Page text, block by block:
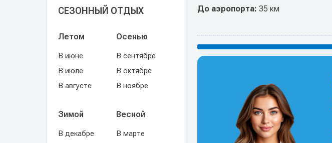
СЕЗОННЫЙ ОТДЫХ
Летом
В июне
В июле
В августе
Осенью
В сентябре
В октябре
В ноябре
Зимой
В декабре
Весной
В марте
До аэропорта: 35 км